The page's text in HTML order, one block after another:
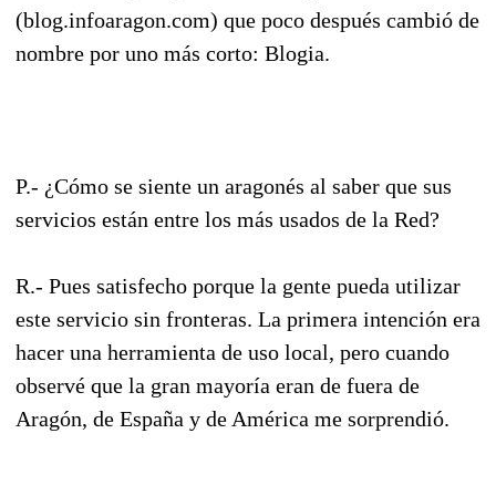
(blog.infoaragon.com) que poco después cambió de
nombre por uno más corto: Blogia.
P.- ¿Cómo se siente un aragonés al saber que sus
servicios están entre los más usados de la Red?
R.- Pues satisfecho porque la gente pueda utilizar
este servicio sin fronteras. La primera intención era
hacer una herramienta de uso local, pero cuando
observé que la gran mayoría eran de fuera de
Aragón, de España y de América me sorprendió.